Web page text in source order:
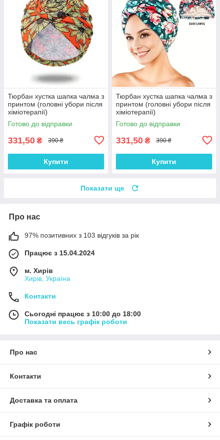
Тюрбан хустка шапка чалма з
принтом (головні убори після
хіміотерапії)
Готово до відправки
331,50 ₴ 390 ₴
Купити
Тюрбан хустка шапка чалма з
принтом (головні убори після
хіміотерапії)
Готово до відправки
331,50 ₴ 390 ₴
Купити
Показати ще
Про нас
97% позитивних з 103 відгуків за рік
Працює з 15.04.2024
м. Хирів
Хирів, Україна
Контакти
Сьогодні працює з 10:00 до 18:00
Показати весь графік роботи
Про нас
Контакти
Доставка та оплата
Графік роботи